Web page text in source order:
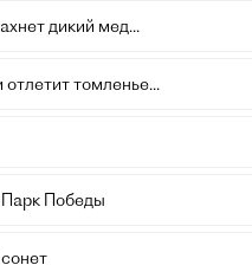
дикий мед...
отлетит томленье...
Победы